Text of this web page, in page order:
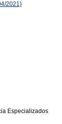
2021)
Especializados